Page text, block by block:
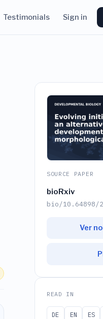
Testimonials Sign in
SOURCE PAPER
bioRxiv
bio/10.64898/
Ver
READ IN
DE EN ES